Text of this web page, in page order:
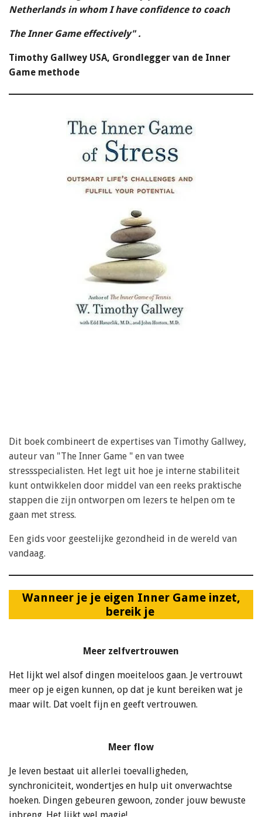
Netherlands in whom I have confidence to coach
The Inner Game effectively" .
Timothy Gallwey USA, Grondlegger van de Inner
Game methode
Dit boek combineert de expertises van Timothy Gallwey,
auteur van "The Inner Game " en van twee
stressspecialisten. Het legt uit hoe je interne stabiliteit
kunt ontwikkelen door middel van een reeks praktische
stappen die zijn ontworpen om lezers te helpen om te
gaan met stress.
Een gids voor geestelijke gezondheid in de wereld van
vandaag.
Wanneer je je eigen Inner Game inzet,
bereik je
Meer zelfvertrouwen
Het lijkt wel alsof dingen moeiteloos gaan. Je vertrouwt
meer op je eigen kunnen, op dat je kunt bereiken wat je
maar wilt. Dat voelt fijn en geeft vertrouwen.
Meer flow
Je leven bestaat uit allerlei toevalligheden,
synchroniciteit, wondertjes en hulp uit onverwachtse
hoeken. Dingen gebeuren gewoon, zonder jouw bewuste